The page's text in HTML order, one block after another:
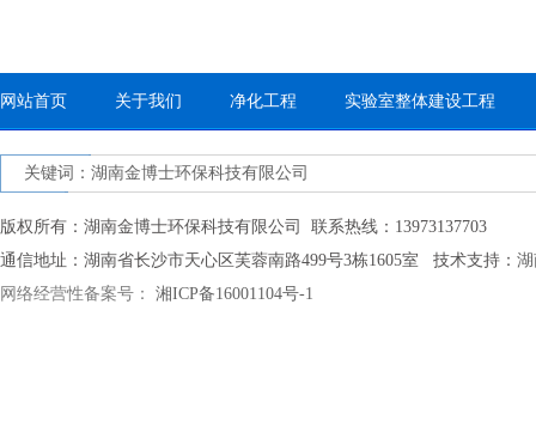
网站首页 关于我们 净化工程 实验室整体建设工程
关键词：湖南金博士环保科技有限公司
版权所有：湖南金博士环保科技有限公司 联系热线：13973137703
通信地址：湖南省长沙市天心区芙蓉南路499号3栋1605室 技术支持：
网络经营性备案号： 湘ICP备16001104号-1